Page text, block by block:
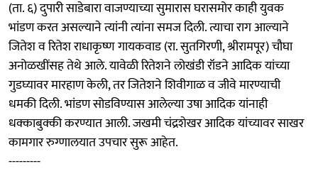
(ता. ६) दुपारी साडेबारा वाजण्याच्या सुमारास घरासमोर काही युवक
भांडण करत असल्याने त्यांनी त्यांना समज दिली. त्याचा राग आल्याने
जितेश व रितेश राधाकृष्ण गायकवाड (रा. सुतगिरणी, श्रीरामपूर) चौघा
अनोळखींसह तेथे आले. यावेळी रितेशने लोखंडी रॉडने आदिक यांच्या
गुडघ्यावर मारहाण केली, तर जितेशने शिवीगाळ व जीवे मारण्याची
धमकी दिली. भांडण सोडविण्यास आलेल्या उषा आदिक यांनाही
धक्काबुक्की करण्यात आली. जखमी चंद्रशेखर आदिक यांच्यावर साखर
कामगार रुग्णालयात उपचार सुरू आहेत.
---------